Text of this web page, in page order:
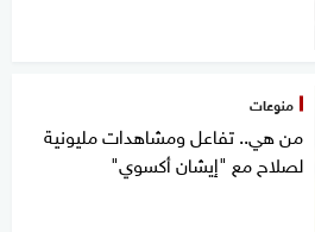
منوعات
من هي.. تفاعل ومشاهدات مليونية
لصلاح مع "إيشان أكسوي"